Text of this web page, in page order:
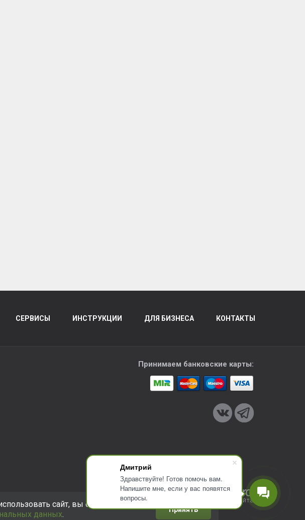
Дмитрий
Здравствуйте! Готов помочь вам.
Напишите мне, если у вас появятся
вопросы.
СЕРВИСЫ ИНСТРУКЦИИ ДЛЯ БИЗНЕСА КОНТАКТЫ
Принимаем банковские карты:
Разработка сайта
сайт, вы соглашаетесь с
данных.
Принять